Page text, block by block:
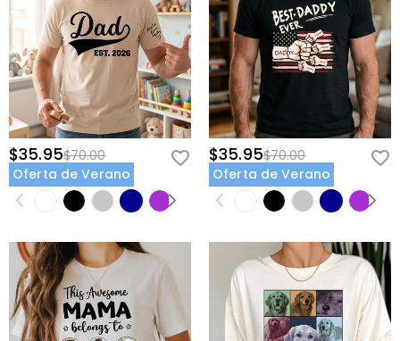
$35.95$70.00
Oferta de Verano
$35.95$70.00
Oferta de Verano